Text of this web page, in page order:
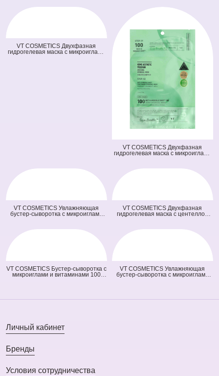
VT COSMETICS Двухфазная
гидрогелевая маска с микроиглами
VT COSMETICS Двухфазная
гидрогелевая маска с микроиглами
зеленая) (33 гр + 1,5 гр)
VT COSMETICS Увлажняющая
бустер-сыворотка с микроиглами
VT COSMETICS Двухфазная
гидрогелевая маска с центеллой
VT COSMETICS Бустер-сыворотка с
микроиглами и витаминами 100
VT COSMETICS Увлажняющая
бустер-сыворотка с микроиглами
Личный кабинет
Бренды
Условия сотрудничества